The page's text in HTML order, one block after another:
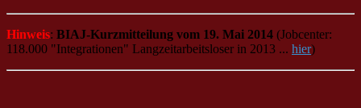
Hinweis: BIAJ-Kurzmitteilung vom 19. Mai 2014 (Jobcenter:
118.000 "Integrationen" Langzeitarbeitsloser in 2013 ... hier)